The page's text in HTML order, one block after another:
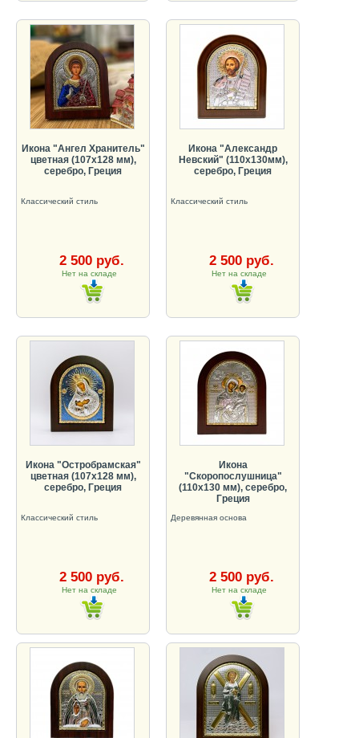
Икона "Ангел Хранитель"
цветная (107х128 мм),
серебро, Греция
Классический стиль
2 500 руб.
Нет на складе
Икона "Александр
Невский" (110х130мм),
серебро, Греция
Классический стиль
2 500 руб.
Нет на складе
Икона "Остробрамская"
цветная (107х128 мм),
серебро, Греция
Классический стиль
2 500 руб.
Нет на складе
Икона
"Скоропослушница"
(110х130 мм), серебро,
Греция
Деревянная основа
2 500 руб.
Нет на складе